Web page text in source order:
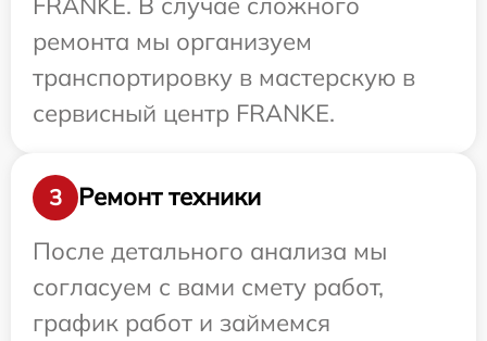
ремонта мы организуем
транспортировку в мастерскую в
сервисный центр FRANKE.
3
Ремонт техники
После детального анализа мы
согласуем с вами смету работ,
график работ и займемся